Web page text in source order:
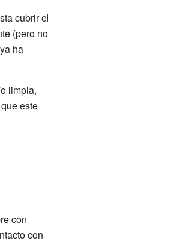
cubrir el
(pero no
ha
limpia,
este
con
con